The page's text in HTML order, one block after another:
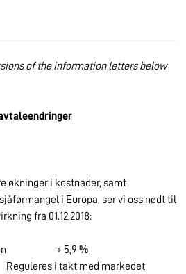
of the information letters below
økninger i kostnader, samt
i Europa, ser vi oss nødt til
fra 01.12.2018:
+ 5,9 %
i takt med markedet